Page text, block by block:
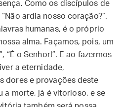
Como os discípulos de
ardia nosso coração?”.
humanas, é o próprio
alma. Façamos, pois, um
”, “É o Senhor!”. E ao fazermos
a eternidade,
dores e provações deste
a morte, já é vitorioso, e se